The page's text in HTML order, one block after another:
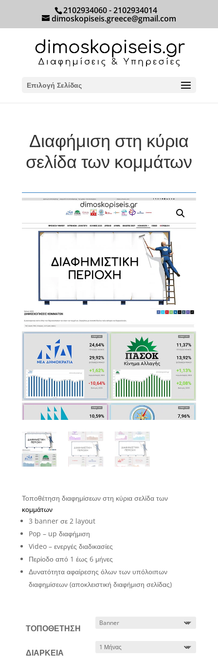
2102934060 - 2102934014
dimoskopiseis.greece@gmail.com
Επιλογή Σελίδας
Διαφήμιση στη κύρια
σελίδα των κομμάτων
Τοποθέτηση διαφημίσεων στη κύρια σελίδα των
κομμάτων
3 banner σε 2 layout
Pop – up διαφήμιση
Video – ενεργές διαδικασίες
Περίοδο από 1 έως 6 μήνες
Δυνατότητα αφαίρεσης όλων των υπόλοιπων
διαφημίσεων (αποκλειστική διαφήμιση σελίδας)
ΤΟΠΟΘΕΤΗΣΗ
ΔΙΑΡΚΕΙΑ